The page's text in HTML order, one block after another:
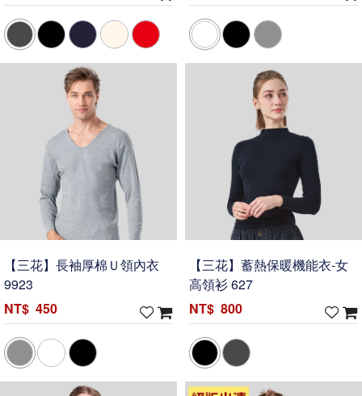
【三花】長袖厚棉Ｕ領內衣
9923
450
【三花】蓄熱保暖機能衣-女
高領衫 627
800